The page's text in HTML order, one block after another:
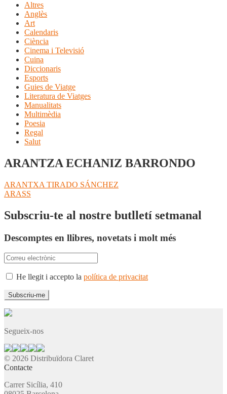
Altres
Anglès
Art
Calendaris
Ciència
Cinema i Televisió
Cuina
Diccionaris
Esports
Guies de Viatge
Literatura de Viatges
Manualitats
Multimèdia
Poesia
Regal
Salut
ARANTZA ECHANIZ BARRONDO
Navegació
d'entrades
Entrada
anterior:
ARANTXA TIRADO SÁNCHEZ
Pròxima
ARASS
Subscriu-te al nostre butlletí setmanal
Descomptes en llibres, novetats i molt més
He llegit i accepto la política de privacitat
Segueix-nos
© 2026 Distribuïdora Claret
Contacte
Carrer Sicília, 410